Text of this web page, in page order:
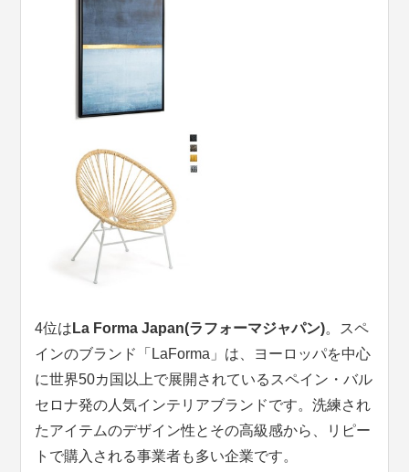
4位は La Forma Japan(ラフォーマジャパン)。スペ
インのブランド「LaForma」は、ヨーロッパを中心
に世界50カ国以上で展開されているスペイン・バル
セロナ発の人気インテリアブランドです。洗練され
たアイテムのデザイン性とその高級感から、リピー
トで購入される事業者も多い企業です。